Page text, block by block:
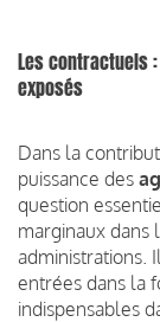
Les contractuels
exposés
Dans la
puissance des
question
marginaux
administrations.
entrées dans la
indispensables